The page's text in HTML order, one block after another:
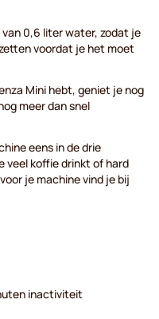
0,6 liter water, zodat je
voordat je het moet
Mini hebt, geniet je nog
meer dan snel
eens in de drie
veel koffie drinkt of hard
je machine vind je bij
inactiviteit